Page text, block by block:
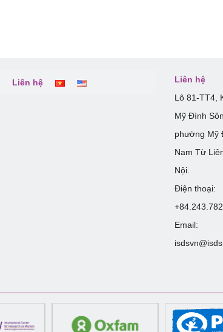
Liên hệ
Liên hệ
Lô 81-TT4,
Mỹ Đình
phường Mỹ
Nam Từ
Nội.
Điện thoại:
Email: